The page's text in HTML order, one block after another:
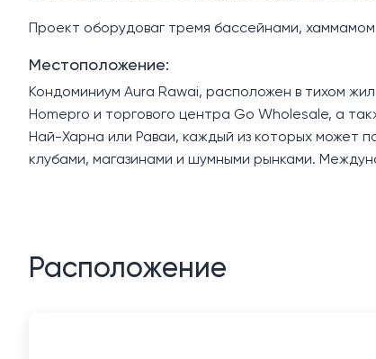
Проект оборудоваг тремя бассейнами,
Местоположение:
Кондоминиум Aura Rawai, расположен в тихом
Homepro и торгового центра Go Wholesale, а
Най-Харна или Раваи, каждый из которых может
клубами, магазинами и шумными рынками.
Расположение